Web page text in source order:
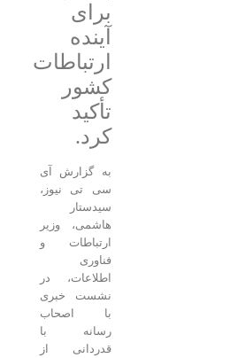
برای
ارتباطات
کشور
تأکید
به گزارش آی
سی تی نیوز،
سیدستار
هاشمی، وزیر
ارتباطات و
اطلاعات، در
نشست خبری
با اصحاب
رسانه با
قدردانی از